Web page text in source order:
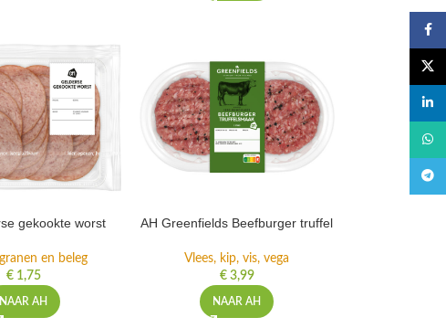
gekookte worst
en beleg
€1,75
NAAR AH
AH Greenfields Beefburger truffel
Vlees, kip, vis, vega
€3,99
NAAR AH